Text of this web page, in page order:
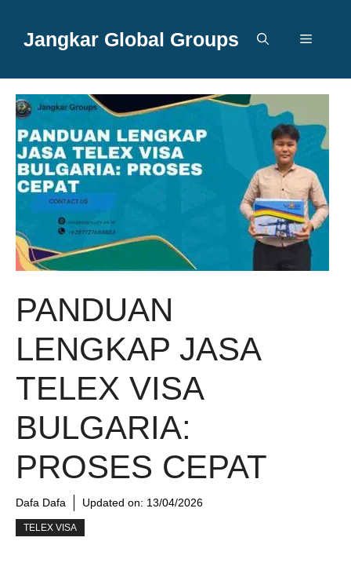
Jangkar Global Groups Menu
PANDUAN
LENGKAP JASA
TELEX VISA
BULGARIA:
PROSES CEPAT
Dafa Dafa Updated on: 13/04/2026
TELEX VISA